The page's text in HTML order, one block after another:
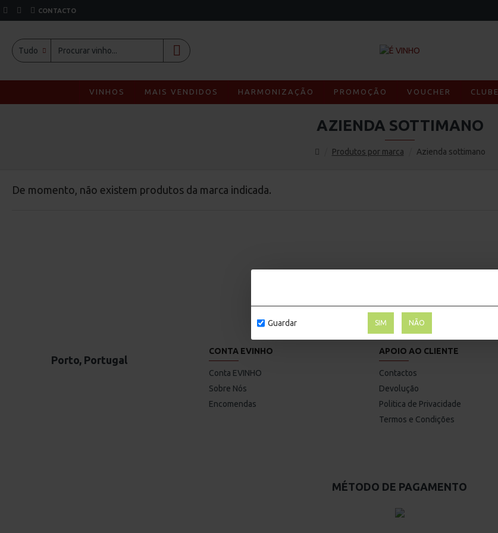
SIM NÃO
Guardar
CONTACTO
Tudo
VINHOS MAIS VENDIDOS HARMONIZAÇÃO PROMOÇÃO VOUCHER CLUBE
Produtos por marca Azienda sottimano
AZIENDA SOTTIMANO
De momento, não existem produtos da marca indicada.
Porto, Portugal
CONTA EVINHO
Conta EVINHO
Sobre Nós
Encomendas
APOIO AO CLIENTE
Contactos
Devolução
Politica de Privacidade
Termos e Condições
MÉTODO DE PAGAMENTO